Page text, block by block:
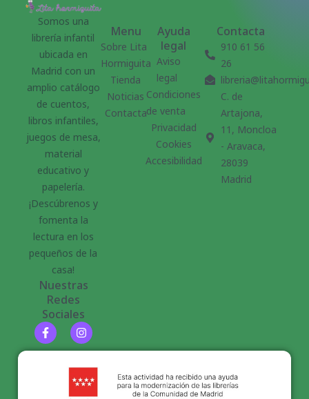
Somos una
librería infantil
ubicada en
Madrid con un
amplio catálogo
de cuentos,
libros infantiles,
juegos de mesa,
material
educativo y
papelería.
¡Descúbrenos y
fomenta la
lectura en los
pequeños de la
casa!
Nuestras
Redes
Sociales
Menu
Sobre Lita
Hormiguita
Tienda
Noticias
Contacta
Ayuda
legal
Aviso
legal
Condiciones
de venta
Privacidad
Cookies
Accesibilidad
Contacta
910 61 56
26
C. de
Artajona,
11, Moncloa
- Aravaca,
28039
Madrid